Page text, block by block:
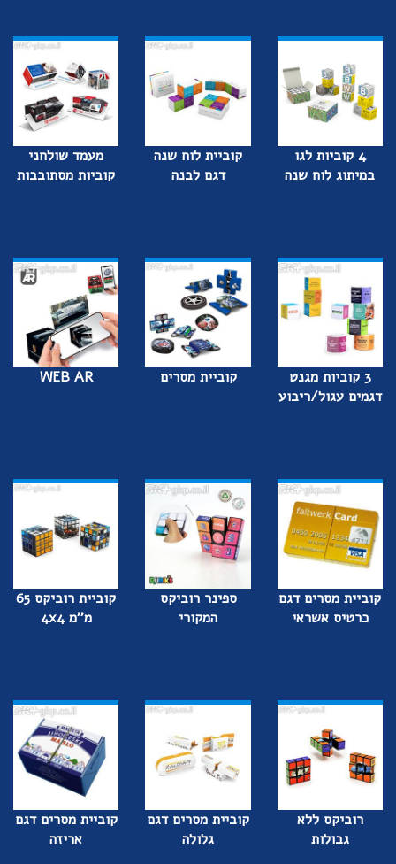
4 קוביות לגו
במיתוג לוח שנה
קוביית לוח שנה
דגם לבנה
מעמד שולחני
קוביות מסתובבות
3 קוביות מגנט
דגמים עגול/ריבוע
קוביית מסרים WEB AR
קוביית מסרים דגם
כרטיס אשראי
ספינר רוביקס
המקורי
קוביית רוביקס 65
מ''מ 4x4
רוביקס ללא
גבולות
קוביית מסרים דגם
גלולה
קוביית מסרים דגם
אריזה